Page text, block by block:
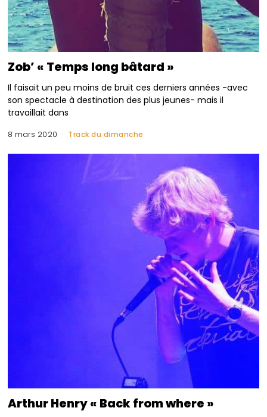
Zob’ « Temps long bâtard »
Il faisait un peu moins de bruit ces derniers années -avec
son spectacle à destination des plus jeunes- mais il
travaillait dans
8 mars 2020 Track du dimanche
Arthur Henry « Back from where »